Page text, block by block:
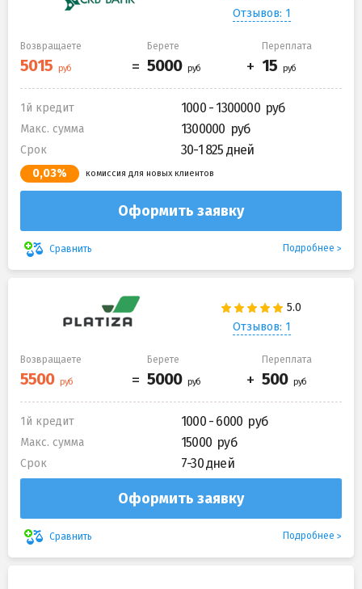
Отзывов: 1
Возвращаете Берете Переплата
1й кредит 1000 - 1300000
Макс. сумма 1300000
Срок 30-1 825 дней
0,03% комиссия для новых клиентов
Оформить заявку
Сравнить Подробнее
Отзывов: 1
Возвращаете Берете Переплата
1й кредит 1000 - 6000
Макс. сумма 15000
Срок 7-30 дней
Оформить заявку
Сравнить Подробнее